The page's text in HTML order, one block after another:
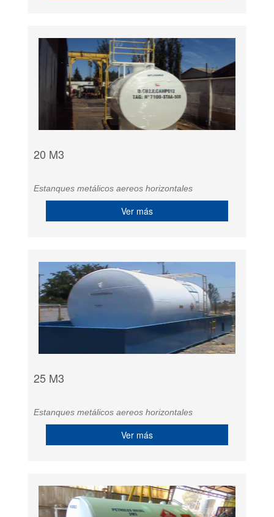
20 M3
Estanques metálicos aereos horizontales
Ver más
25 M3
Estanques metálicos aereos horizontales
Ver más